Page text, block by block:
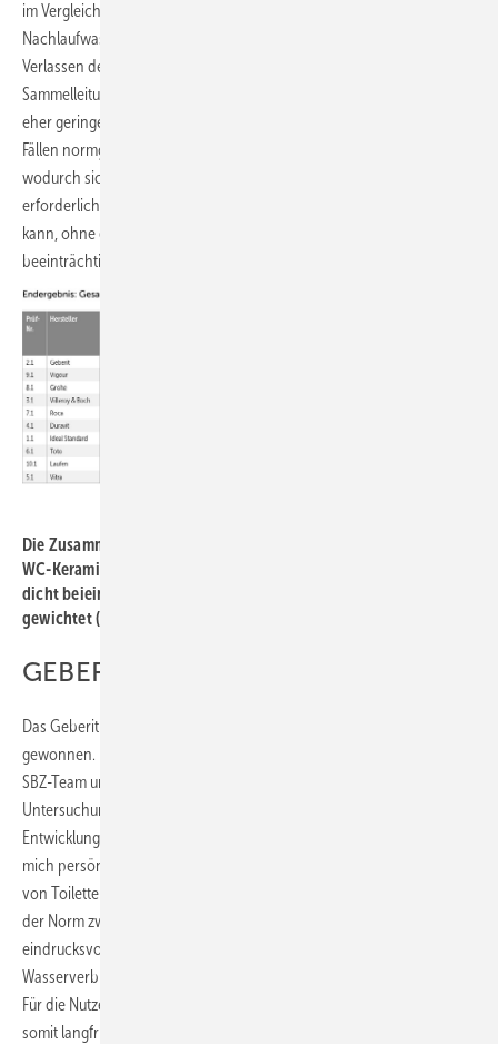
im Vergleich zu bisherigen Technologien liegen. Die
Nachlaufwassermenge bezeichnet die Wassermenge, die nach dem
Verlassen des WCs die Schwemmwirkung in der Grund- und
Sammelleitung beeinflusst. Meiner Einschätzung nach stellt dies ein
eher geringes Problem dar, da mittlerweile die Leitungen in vielen
Fällen normgerecht und entsprechend kleiner dimensioniert werden,
wodurch sich der Abtransport der Fäkalien verbessert und die
erforderliche Nachlaufwassermenge entsprechend reduziert werden
kann, ohne die Funktionalität der Entwässerung wesentlich zu
beeinträchtigen.“ Das sagen die Hersteller zu den Ergebnissen:
Die Zusammenführung aller Testbereiche zeigt: Die Anbieter von
WC-Keramiken mit Vortexspülung liegen in der Gesamtnote
dicht ­beieinander. Die Punkte in den farbigen Spalten wurden
gewichtet (es wurden jeweils 50 %/100 %/20 % aufaddiert).
GEBERIT
Das Geberit ­Acanto WC mit ­TurboFlush hat den großen SBZ-Praxistest
gewonnen. Darüber freue ich mich riesig! Wir bedanken uns beim
SBZ-Team und der Hochschule Esslingen für die ­faire und objektive
Untersuchung. Das Ergebnis bestätigt unsere langjährige
Entwicklungsarbeit und Hydraulik­kompetenz. Besonders gefreut hat
mich persönlich das herausragende Abschneiden beim Ausspülen
von Toilettenpapier mit 3 Litern. Die Anforderung gibt es innerhalb
der Norm zwar nicht, sie stellt jedoch die praktische Leistungsfähigkeit
eindrucksvoll unter Beweis. Dieser Aspekt zeigt, dass ein sparsamer
Wasserverbrauch ohne Abstriche bei der Funktionalität möglich ist.
Für die Nutzer bedeutet dies einen geringen Wasserverbrauch und
somit langfristige Kostenvorteile. Dass Geberit als Sieger aus dem Test